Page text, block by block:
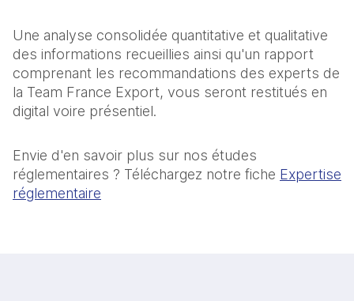
Une analyse consolidée quantitative et qualitative
des informations recueillies ainsi qu'un rapport
comprenant les recommandations des experts de
la Team France Export, vous seront restitués en
digital voire présentiel.
Envie d'en savoir plus sur nos études
réglementaires ? Téléchargez notre fiche Expertise
réglementaire